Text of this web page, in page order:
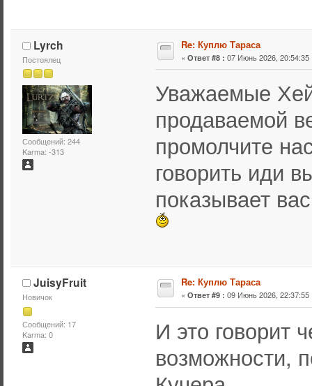
Lyrch
Постоялец
Сообщений: 244
Karma: -313
Re: Куплю Тараса
« Ответ #8 : 07 Июнь 2026, 20:54:35
Уважаемые
продаваемой
промолчите
говорить иди
показывает
JuisyFruit
Новичок
Сообщений: 17
Karma: 0
Re: Куплю Тараса
« Ответ #9 : 09 Июнь 2026, 22:37:55
И это говорит
возможности,